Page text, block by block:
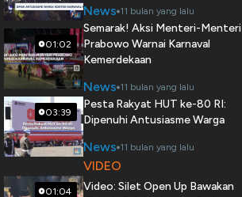
News 11 bulan yang lalu
01:02
Semarak! Aksi Menteri-Menteri
Prabowo Warnai Karnaval
Kemerdekaan
News 11 bulan yang lalu
03:39
Pesta Rakyat HUT ke-80 RI:
Dipenuhi Antusiasme Warga
News 11 bulan yang lalu
01:04
VIDEO
Video: Silet Open Up Bawakan